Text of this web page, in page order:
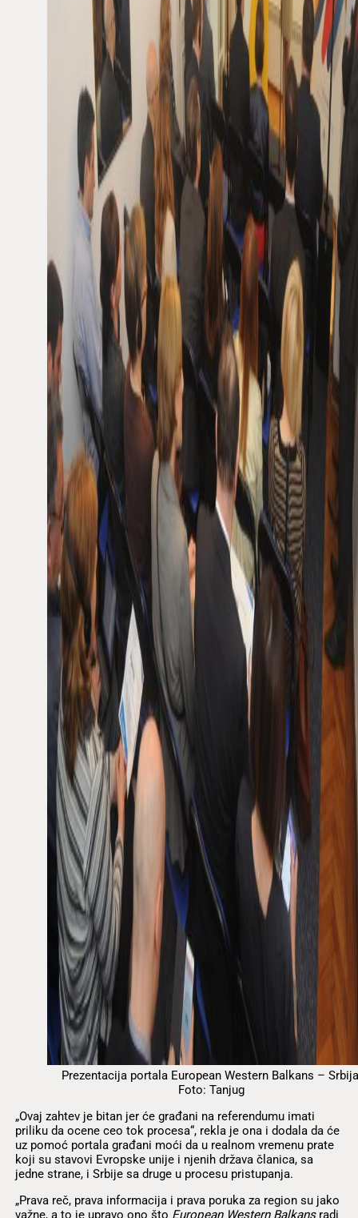
Prezentacija portala European Western Balkans –
Foto: Tanjug
„Ovaj zahtev je bitan jer će građani na referendumu imati
priliku da ocene ceo tok procesa“, rekla je ona i dodala da će
uz pomoć portala građani moći da u realnom vremenu prate
koji su stavovi Evropske unije i njenih država članica, sa
jedne strane, i Srbije sa druge u procesu pristupanja.
„Prava reč, prava informacija i prava poruka za region su jako
važne, a to je upravo ono što European Western Balkansradi